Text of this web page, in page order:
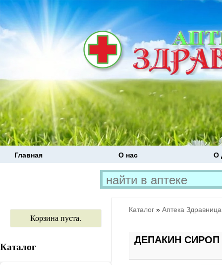
Главная О нас О
Корзина пуста.
Каталог
Каталог » Аптека Здравница
ДЕПАКИН СИРОП